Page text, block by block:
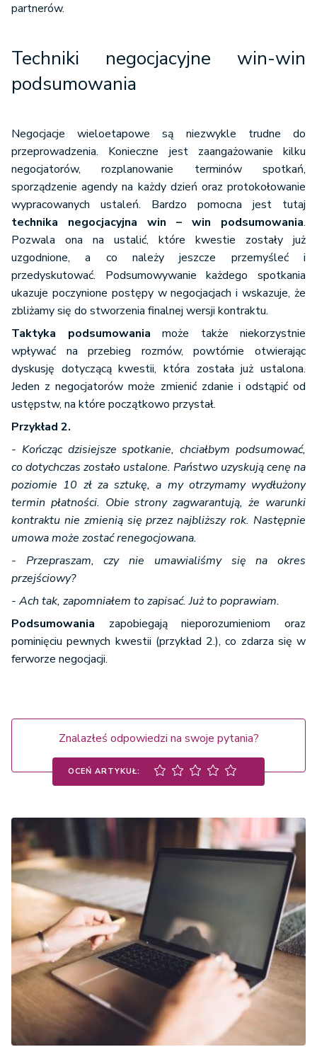
partnerów.
Techniki negocjacyjne win-win
podsumowania
Negocjacje wieloetapowe są niezwykle trudne do
przeprowadzenia. Konieczne jest zaangażowanie kilku
negocjatorów, rozplanowanie terminów spotkań,
sporządzenie agendy na każdy dzień oraz protokołowanie
wypracowanych ustaleń. Bardzo pomocna jest tutaj
technika negocjacyjna win – win podsumowania.
Pozwala ona na ustalić, które kwestie zostały już
uzgodnione, a co należy jeszcze przemyśleć i
przedyskutować. Podsumowywanie każdego spotkania
ukazuje poczynione postępy w negocjacjach i wskazuje, że
zbliżamy się do stworzenia finalnej wersji kontraktu.
Taktyka podsumowania może także niekorzystnie
wpływać na przebieg rozmów, powtórnie otwierając
dyskusję dotyczącą kwestii, która została już ustalona.
Jeden z negocjatorów może zmienić zdanie i odstąpić od
ustępstw, na które początkowo przystał.
Przykład 2.
- Kończąc dzisiejsze spotkanie, chciałbym podsumować,
co dotychczas zostało ustalone. Państwo uzyskują cenę na
poziomie 10 zł za sztukę, a my otrzymamy wydłużony
termin płatności. Obie strony zagwarantują, że warunki
kontraktu nie zmienią się przez najbliższy rok. Następnie
umowa może zostać renegocjowana.
- Przepraszam, czy nie umawialiśmy się na okres
przejściowy?
- Ach tak, zapomniałem to zapisać. Już to poprawiam.
Podsumowania zapobiegają nieporozumieniom oraz
pominięciu pewnych kwestii (przykład 2.), co zdarza się w
ferworze negocjacji.
Znalazłeś odpowiedzi na swoje pytania?
OCEŃ ARTYKUŁ: